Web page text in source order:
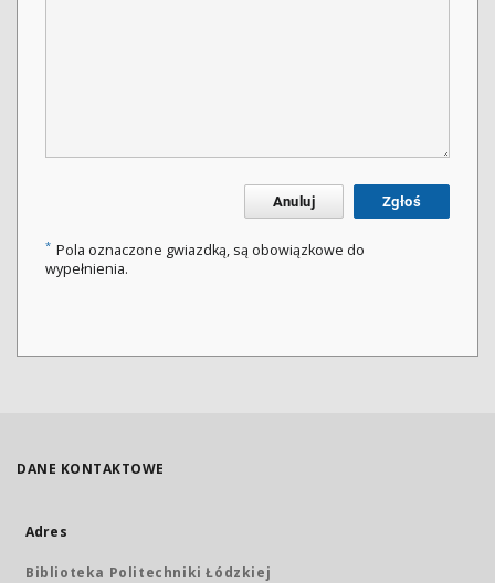
Anuluj Zgłoś
* Pola oznaczone gwiazdką, są obowiązkowe do
wypełnienia.
DANE KONTAKTOWE
Adres
Biblioteka Politechniki Łódzkiej